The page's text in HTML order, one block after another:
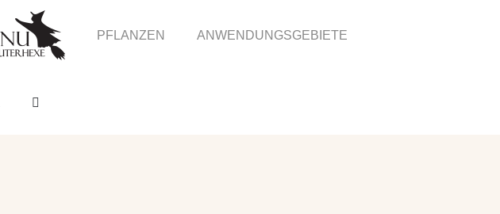
PFLANZEN ANWENDUNGSGEBIETE